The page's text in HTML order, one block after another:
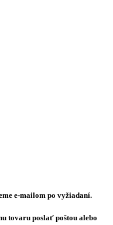
e-mailom po vyžiadaní.
tovaru poslať poštou alebo